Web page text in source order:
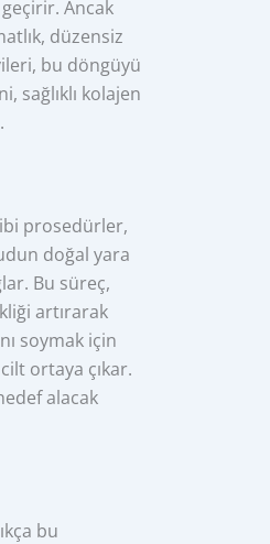
Ancak
düzensiz
bu döngüyü
sağlıklı kolajen
prosedürler,
doğal yara
Bu süreç,
artırarak
soymak için
ortaya çıkar.
alacak
bu